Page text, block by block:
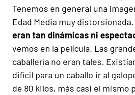
Tenemos en general una
Edad Media muy distorsionada.
eran tan dinámicas ni
vemos en la película. Las
caballería no eran tales.
difícil para un caballo ir al
de 80 kilos, más casi el mismo